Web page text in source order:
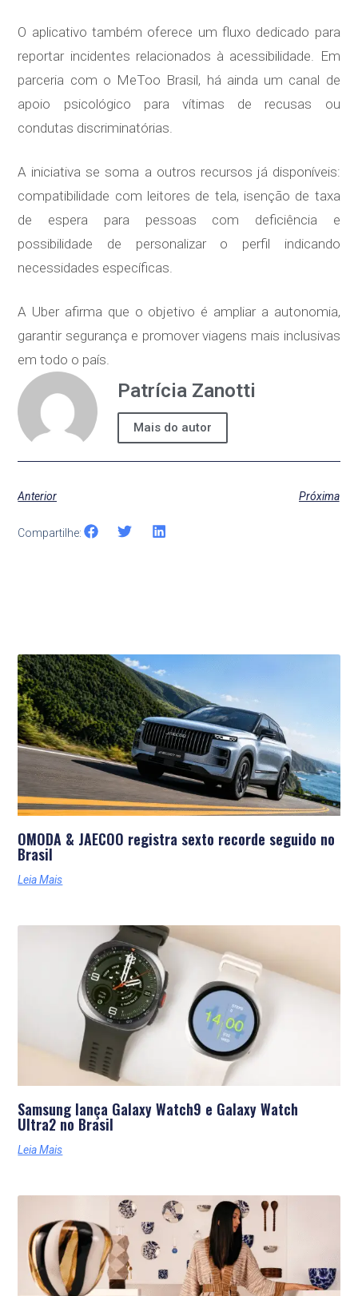
O aplicativo também oferece um fluxo dedicado para
reportar incidentes relacionados à acessibilidade. Em
parceria com o MeToo Brasil, há ainda um canal de
apoio psicológico para vítimas de recusas ou
condutas discriminatórias.
A iniciativa se soma a outros recursos já disponíveis:
compatibilidade com leitores de tela, isenção de taxa
de espera para pessoas com deficiência e
possibilidade de personalizar o perfil indicando
necessidades específicas.
A Uber afirma que o objetivo é ampliar a autonomia,
garantir segurança e promover viagens mais inclusivas
em todo o país.
Patrícia Zanotti
Mais do autor
Anterior Próxima
Compartilhe:
Últimas Notícias
OMODA & JAECOO registra sexto recorde seguido no
Brasil
Leia Mais
Samsung lança Galaxy Watch9 e Galaxy Watch
Ultra2 no Brasil
Leia Mais